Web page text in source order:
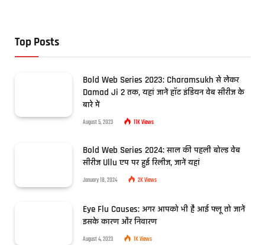
Top Posts
Bold Web Series 2023: Charamsukh से लेकर
Damad Ji 2 तक, यहां जानें हॉट इंडियन वेब सीरीज के
बारे में
August 5, 2023 11KViews
Bold Web Series 2024: साल की पहली बोल्ड वेब
सीरीज Ullu एप पर हुई रिलीज, जानें यहां
January 18, 2024 2KViews
Eye Flu Causes: अगर आपको भी है आई फ्लू तो जानें
इसके कारण और निवारण
August 4, 2023 1KViews